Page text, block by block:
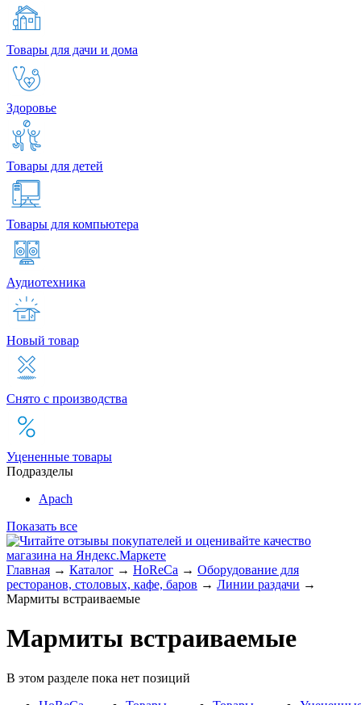
Товары для дачи и дома
Здоровье
Товары для детей
Товары для компьютера
Аудиотехника
Новый товар
Снято с производства
Уцененные товары
Подразделы
Apach
Показать все
Главная → Каталог → HoReCa → Оборудование для
ресторанов, столовых, кафе, баров → Линии раздачи →
Мармиты встраиваемые
Мармиты встраиваемые
В этом разделе пока нет позиций